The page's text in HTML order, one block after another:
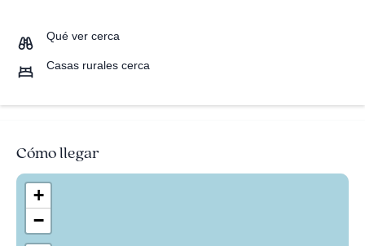
Qué ver cerca
Casas rurales cerca
Cómo llegar
+
−